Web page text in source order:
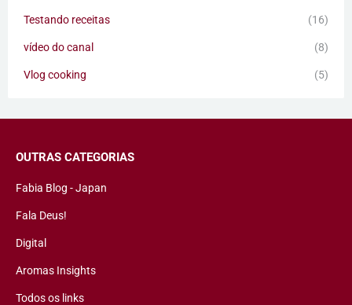
Testando receitas (16)
vídeo do canal (8)
Vlog cooking (5)
OUTRAS CATEGORIAS
Fabia Blog - Japan
Fala Deus!
Digital
Aromas Insights
Todos os links